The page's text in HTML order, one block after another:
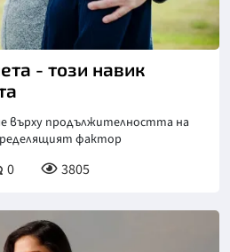
- този навик
върху продължителността на
фактор
0 3805